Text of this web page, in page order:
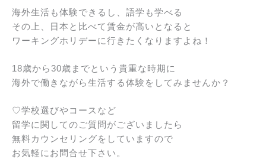
海外生活も体験できるし、語学も学べる
その上、日本と比べて賃金が高いとなると
ワーキングホリデーに行きたくなりますよね！
18歳から30歳までという貴重な時期に
海外で働きながら生活する体験をしてみませんか？
♡学校選びやコースなど
留学に関してのご質問がございましたら
無料カウンセリングをしていますので
お気軽にお問合せ下さい。